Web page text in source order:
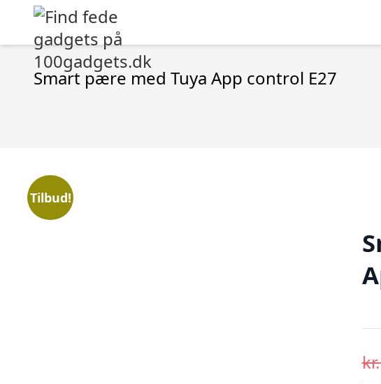
Smart pære med Tuya App control E27
Tilbud!
kr.